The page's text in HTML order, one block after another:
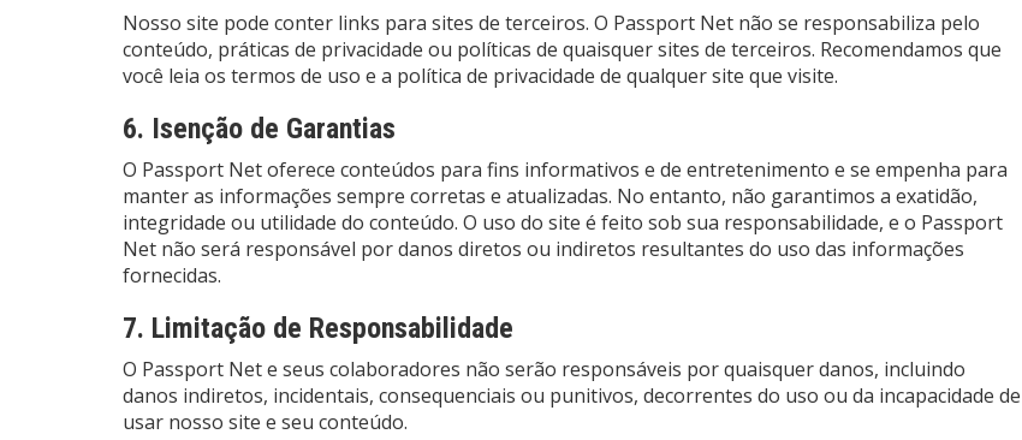
Nosso site pode conter links para sites de terceiros. O Passport Net não se responsabiliza pelo
conteúdo, práticas de privacidade ou políticas de quaisquer sites de terceiros. Recomendamos que
você leia os termos de uso e a política de privacidade de qualquer site que visite.
6. Isenção de Garantias
O Passport Net oferece conteúdos para fins informativos e de entretenimento e se empenha para
manter as informações sempre corretas e atualizadas. No entanto, não garantimos a exatidão,
integridade ou utilidade do conteúdo. O uso do site é feito sob sua responsabilidade, e o Passport
Net não será responsável por danos diretos ou indiretos resultantes do uso das informações
fornecidas.
7. Limitação de Responsabilidade
O Passport Net e seus colaboradores não serão responsáveis por quaisquer danos, incluindo
danos indiretos, incidentais, consequenciais ou punitivos, decorrentes do uso ou da incapacidade de
usar nosso site e seu conteúdo.